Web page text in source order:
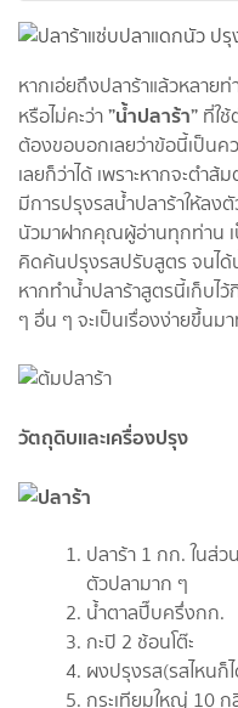
หากเอ่ยถึงปลาร้าแล้วหลา
หรือไม่คะว่า”น้ำปลาร้า” ที่ใ
ต้องขอบอกเลยว่าข้อนี้เป็น
เลยก็ว่าได้ เพราะหากจะตำ
มีการปรุงรสน้ำปลาร้าให้ลง
นัวมาฝากคุณผู้อ่านทุกท่าน เ
คิดค้นปรุงรสปรับสูตร จนได้
หากทำน้ำปลาร้าสูตรนี้เก็บไ
ๆ อื่น ๆ จะเป็นเรื่องง่ายขึ้น
วัตถุดิบและเครื่องปรุง
ปลาร้า 1 กก. ในส่ว
ตัวปลามาก ๆ
น้ำตาลปี๊บครึ่งกก.
กะปิ 2 ช้อนโต๊ะ
ผงปรุงรส(รสไหนก็
กระเทียมใหญ่ 10 ก